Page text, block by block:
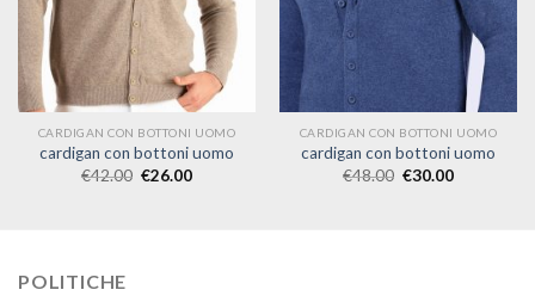
CARDIGAN CON BOTTONI UOMO
cardigan con bottoni uomo
€42.00 €26.00
CARDIGAN CON BOTTONI UOMO
cardigan con bottoni uomo
€48.00 €30.00
POLITICHE